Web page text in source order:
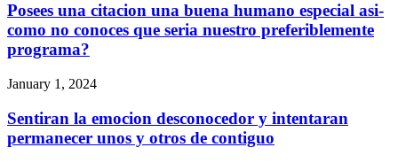
Posees una citacion una buena humano especial asi­
como no conoces que seri­a nuestro preferiblemente
programa?
January 1, 2024
Sentiran la emocion desconocedor y intentaran
permanecer unos y otros de contiguo